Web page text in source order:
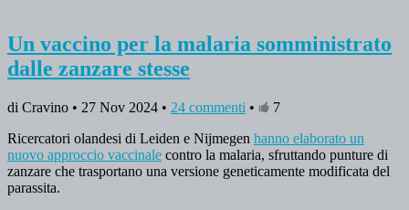
Un vaccino per la malaria somministrato
dalle zanzare stesse
di Cravino • 27 Nov 2024 • 24 commenti •
7
Ricercatori olandesi di Leiden e Nijmegen hanno elaborato un
nuovo approccio vaccinale contro la malaria, sfruttando punture di
zanzare che trasportano una versione geneticamente modificata del
parassita.